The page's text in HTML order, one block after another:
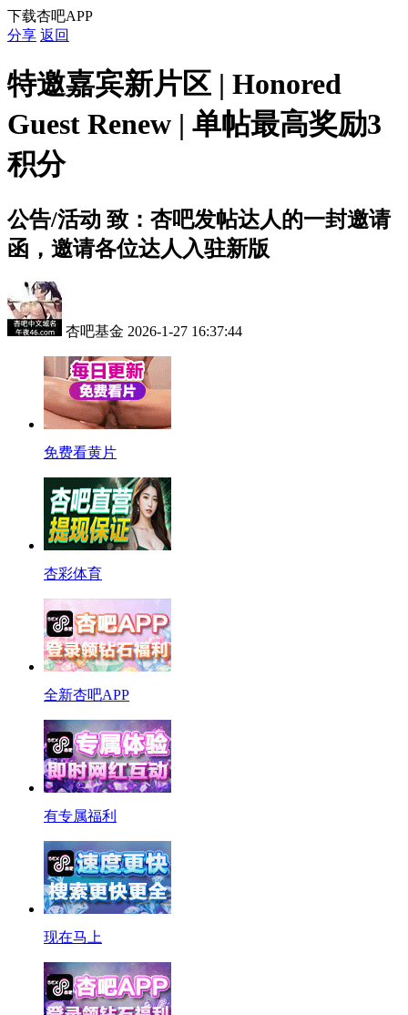
下载杏吧APP
分享 返回
特邀嘉宾新片区 | Honored
Guest Renew | 单帖最高奖励3
积分
公告/活动 致：杏吧发帖达人的一封邀请
函，邀请各位达人入驻新版
杏吧基金 2026-1-27 16:37:44
免费看黄片
杏彩体育
全新杏吧APP
有专属福利
现在马上